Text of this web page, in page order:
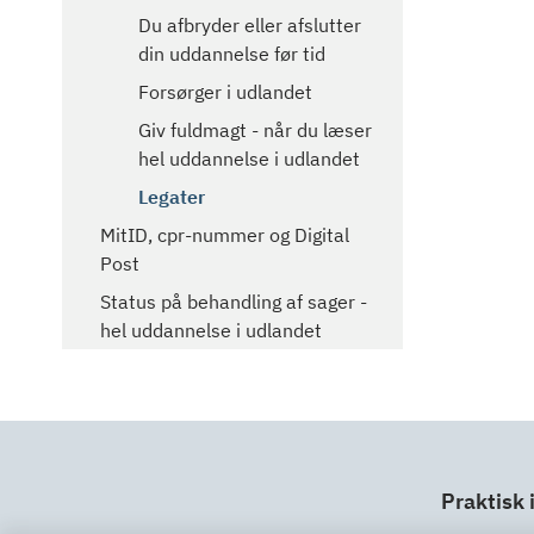
Du afbryder eller afslutter
din uddannelse før tid
Forsørger i udlandet
Giv fuldmagt - når du læser
hel uddannelse i udlandet
Legater
MitID, cpr-nummer og Digital
Post
Status på behandling af sager -
hel uddannelse i udlandet
Praktisk